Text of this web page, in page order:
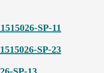
SP-11
SP-23